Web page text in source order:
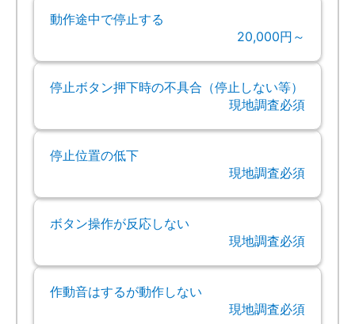
動作途中で停止する
20,000円～
停止ボタン押下時の不具合（停止しない等）
現地調査必須
停止位置の低下
現地調査必須
ボタン操作が反応しない
現地調査必須
作動音はするが動作しない
現地調査必須